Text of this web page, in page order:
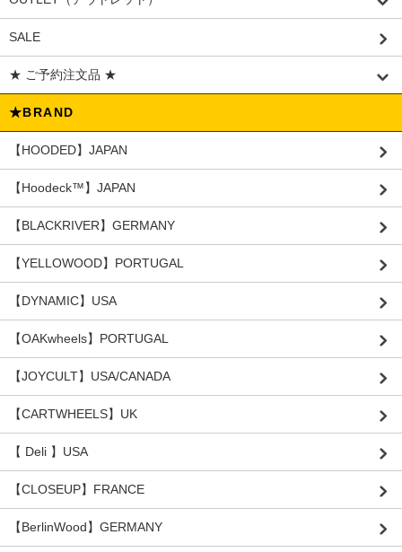
SALE
★ ご予約注文品 ★
★BRAND
【HOODED】JAPAN
【Hoodeck™️】JAPAN
【BLACKRIVER】GERMANY
【YELLOWOOD】PORTUGAL
【DYNAMIC】USA
【OAKwheels】PORTUGAL
【JOYCULT】USA/CANADA
【CARTWHEELS】UK
【 Deli 】USA
【CLOSEUP】FRANCE
【BerlinWood】GERMANY